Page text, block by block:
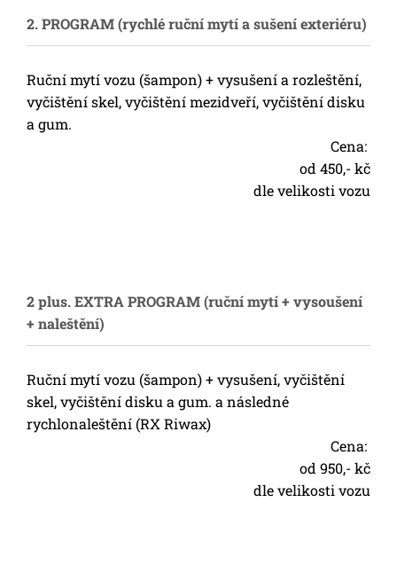
2. PROGRAM (rychlé ruční mytí a sušení exteriéru)
Ruční mytí vozu (šampon) + vysušení a rozleštění,
vyčištění skel, vyčištění mezidveří, vyčištění disku
a gum.
Cena:
od 450,- kč
dle velikosti vozu
2 plus. EXTRA PROGRAM (ruční mytí + vysoušení
+ naleštění)
Ruční mytí vozu (šampon) + vysušení, vyčištění
skel, vyčištění disku a gum. a následné
rychlonaleštění (RX Riwax)
Cena:
od 950,- kč
dle velikosti vozu